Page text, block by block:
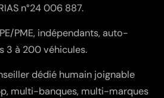
n°24 006 887.
PME, indépendants, auto-
3 à 200 véhicules.
dédié humain joignable
multi-banques, multi-marques